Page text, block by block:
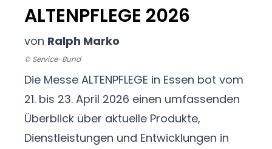
ALTENPFLEGE 2026
von Ralph Marko
© Service-Bund
Die Messe ALTENPFLEGE in Essen bot vom
21. bis 23. April 2026 einen umfassenden
Überblick über aktuelle Produkte,
Dienstleistungen und Entwicklungen in